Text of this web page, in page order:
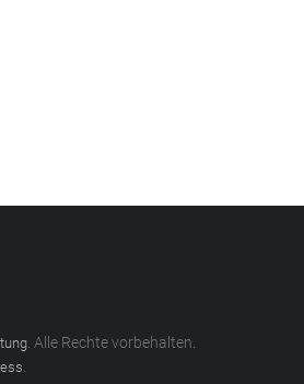
. Alle Rechte vorbehalten.